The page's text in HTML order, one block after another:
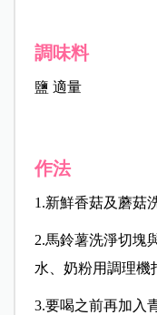
調味料
鹽 適量
作法
1.新鮮香菇及蘑菇
2.馬鈴薯洗淨切塊
水、奶粉用調理機
3.要喝之前再加入